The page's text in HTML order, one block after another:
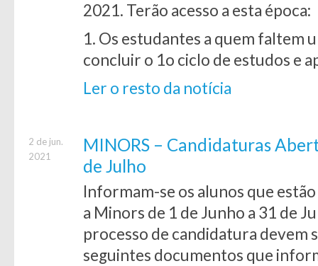
2021. Terão acesso a esta época:
1. Os estudantes a quem faltem
concluir o 1o ciclo de estudos e
Ler o resto da notícia
2 de jun.
2021
MINORS – Candidaturas
de Julho
Informam-se os alunos que
a Minors de 1 de Junho a 31 de
processo de candidatura devem
seguintes documentos que